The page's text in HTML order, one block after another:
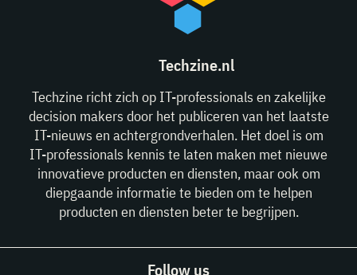
Techzine.nl
Techzine richt zich op IT-professionals en zakelijke
decision makers door het publiceren van het laatste
IT-nieuws en achtergrondverhalen. Het doel is om
IT-professionals kennis te laten maken met nieuwe
innovatieve producten en diensten, maar ook om
diepgaande informatie te bieden om te helpen
producten en diensten beter te begrijpen.
Follow us